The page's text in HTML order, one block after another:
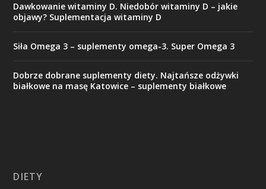
Dawkowanie witaminy D. Niedobór witaminy D – jakie
objawy? Suplementacja witaminy D
Siła Omega 3 – suplementy omega-3. Super Omega 3
Dobrze dobrane suplementy diety. Najtańsze odżywki
białkowe na masę Katowice – suplementy białkowe
DIETY